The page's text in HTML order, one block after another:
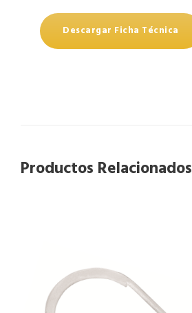
Descargar Ficha Técnica
Productos Relacionados